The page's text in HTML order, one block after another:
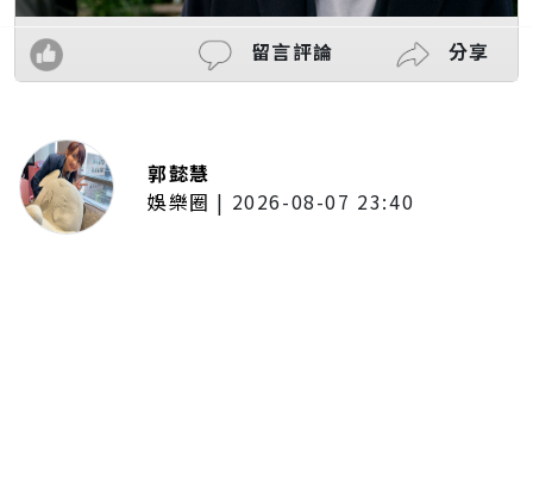
留言評論 分享
郭懿慧
娛樂圈 | 2026-08-07 23:40